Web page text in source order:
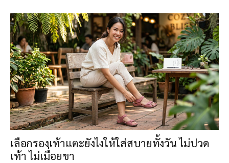
เลือกรองเท้าแตะยังไงให้ใส่สบายทั้งวัน ไม่ปวด
เท้า ไม่เมื่อยขา